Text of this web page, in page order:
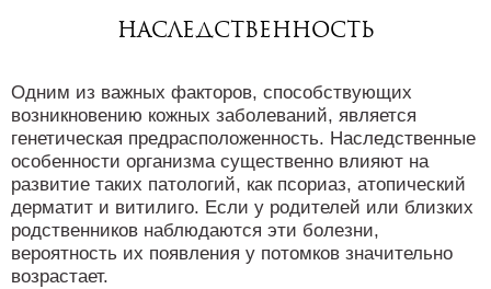
Наследственность
Одним из важных факторов, способствующих
возникновению кожных заболеваний, является
генетическая предрасположенность. Наследственные
особенности организма существенно влияют на
развитие таких патологий, как псориаз, атопический
дерматит и витилиго. Если у родителей или близких
родственников наблюдаются эти болезни,
вероятность их появления у потомков значительно
возрастает.